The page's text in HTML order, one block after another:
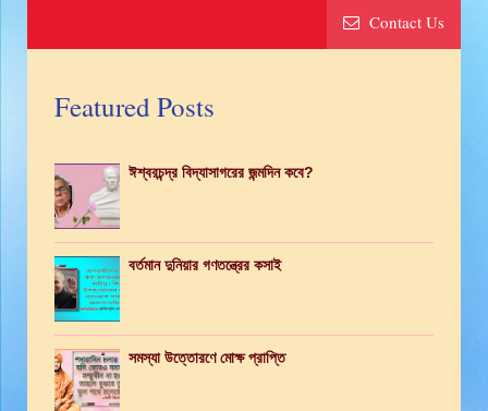
Contact Us
Featured Posts
ঈশ্বরচন্দ্র বিদ্যাসাগরের জন্মদিন কবে?
বর্তমান দুনিয়ার গণতন্ত্রের কসাই
সমস্যা উত্তোরণে মোক্ষ প্রাপ্তি